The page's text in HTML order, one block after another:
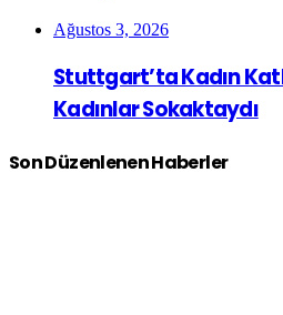
Ağustos 3, 2026
Stuttgart’ta Kadın
Kadınlar Sokaktaydı
Son Düzenlenen Haberler